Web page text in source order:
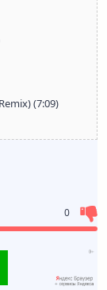
(7:09)
0